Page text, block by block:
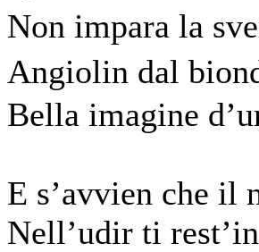
Non impara la
Angiolin dal
Bella imagine
E s’avvien che il
Nell’udir ti